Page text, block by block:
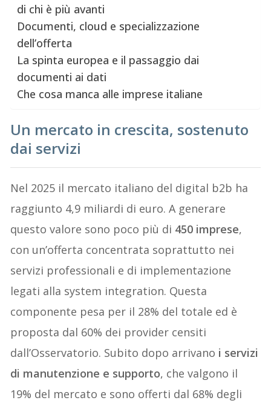
di chi è più avanti
Documenti, cloud e specializzazione
dell’offerta
La spinta europea e il passaggio dai
documenti ai dati
Che cosa manca alle imprese italiane
Un mercato in crescita, sostenuto
dai servizi
Nel 2025 il mercato italiano del digital b2b ha
raggiunto 4,9 miliardi di euro. A generare
questo valore sono poco più di 450 imprese,
con un’offerta concentrata soprattutto nei
servizi professionali e di implementazione
legati alla system integration. Questa
componente pesa per il 28% del totale ed è
proposta dal 60% dei provider censiti
dall’Osservatorio. Subito dopo arrivano i servizi
di manutenzione e supporto, che valgono il
19% del mercato e sono offerti dal 68% degli